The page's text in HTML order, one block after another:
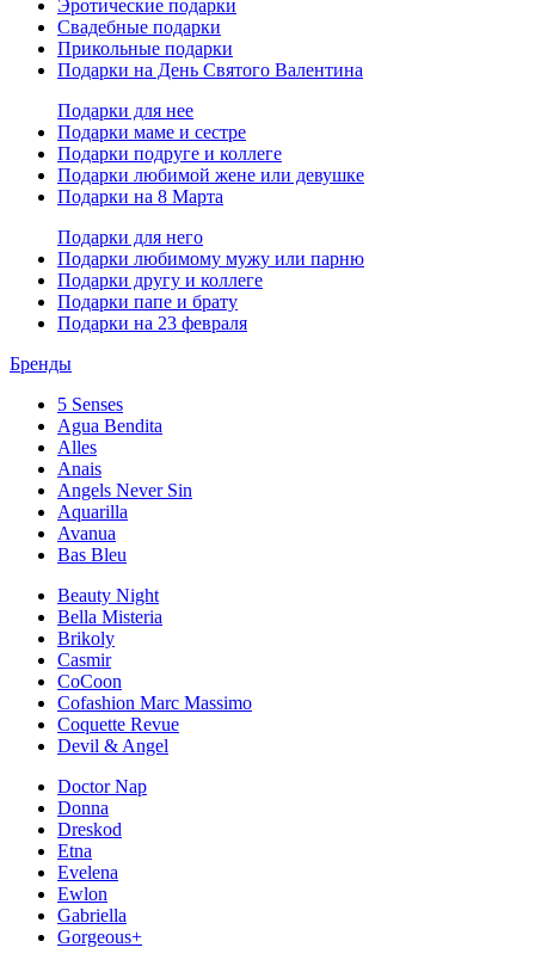
Эротические подарки
Свадебные подарки
Прикольные подарки
Подарки на День Святого Валентина
Подарки для нее
Подарки маме и сестре
Подарки подруге и коллеге
Подарки любимой жене или девушке
Подарки на 8 Марта
Подарки для него
Подарки любимому мужу или парню
Подарки другу и коллеге
Подарки папе и брату
Подарки на 23 февраля
Бренды
5 Senses
Agua Bendita
Alles
Anais
Angels Never Sin
Aquarilla
Avanua
Bas Bleu
Beauty Night
Bella Misteria
Brikoly
Casmir
CoCoon
Cofashion Marc Massimo
Coquette Revue
Devil & Angel
Doctor Nap
Donna
Dreskod
Etna
Evelena
Ewlon
Gabriella
Gorgeous+